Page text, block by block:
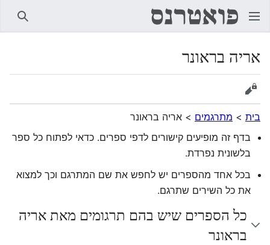
אריה בראונר
הצגת מקור
בית > מתרגמים > אריה בראונר
בדף זה מופיעים קישורים לדפי ספרים. כדאי לפתוח כל ספר
בלשונית נפרדת.
בכל אחד מהספרים יש לחפש את שם המתרגם וכך למצוא
את כל השירים שתרגם.
כל הספרים שיש בהם תרגומים מאת אריה
בראונר